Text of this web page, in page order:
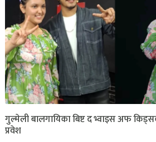
गुल्मेली बालगायिका बिष्ट द भ्वाइस अफ
प्रवेश